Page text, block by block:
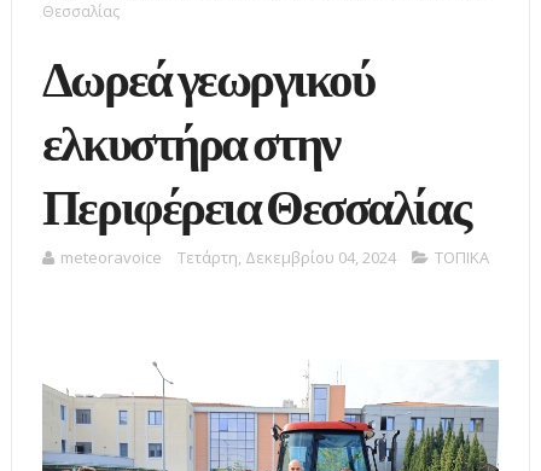
Θεσσαλίας
Δωρεά γεωργικού
ελκυστήρα στην
Περιφέρεια Θεσσαλίας
meteoravoice Τετάρτη, Δεκεμβρίου 04, 2024 ΤΟΠΙΚΑ